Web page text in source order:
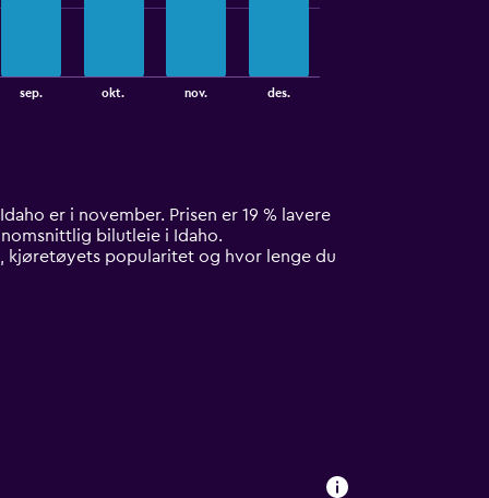
sep. okt. nov. des.
er i november. Prisen er 19 % lavere
bilutleie i Idaho.
kjøretøyets popularitet og hvor lenge du